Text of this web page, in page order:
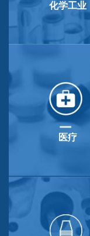
化学工业
医疗